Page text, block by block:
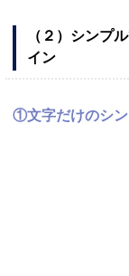
（２）シンプ
イン
①文字だけのシ